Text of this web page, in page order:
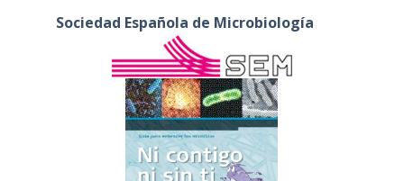
Sociedad Española de Microbiología